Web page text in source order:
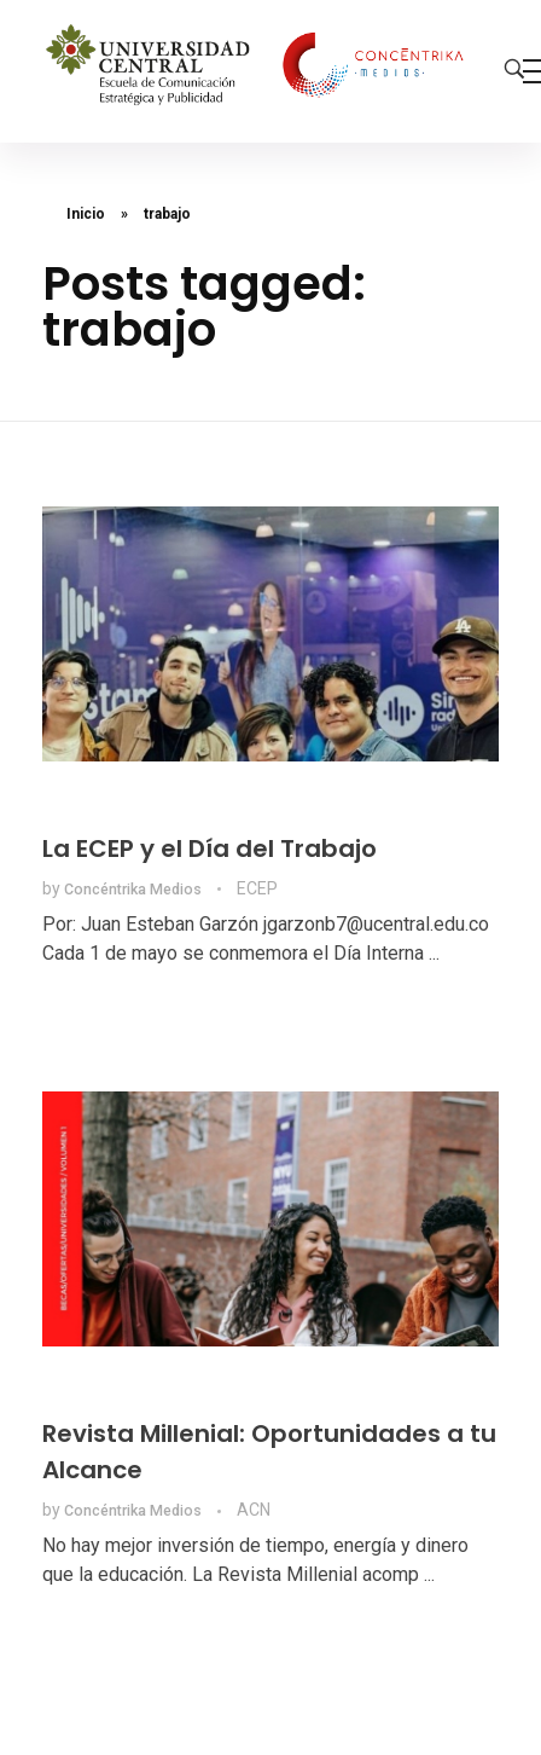
Inicio » trabajo
Posts tagged:
trabajo
La ECEP y el Día del Trabajo
by Concéntrika Medios ECEP
Por: Juan Esteban Garzón jgarzonb7@ucentral.edu.co
Cada 1 de mayo se conmemora el Día Interna ...
Revista Millenial: Oportunidades a tu
Alcance
by Concéntrika Medios ACN
No hay mejor inversión de tiempo, energía y dinero
que la educación. La Revista Millenial acomp ...